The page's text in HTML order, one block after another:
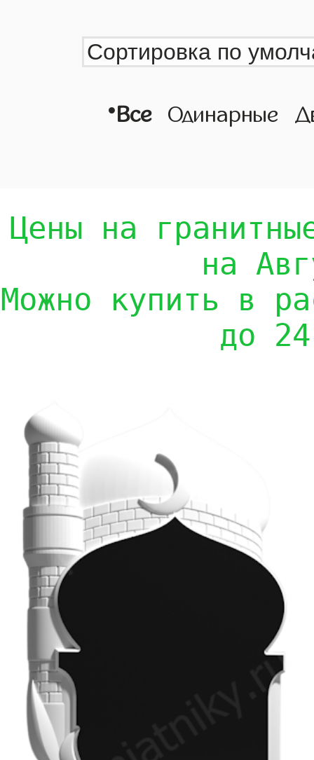
•Все Одинарные
Цены на
на
Можно купить в
до